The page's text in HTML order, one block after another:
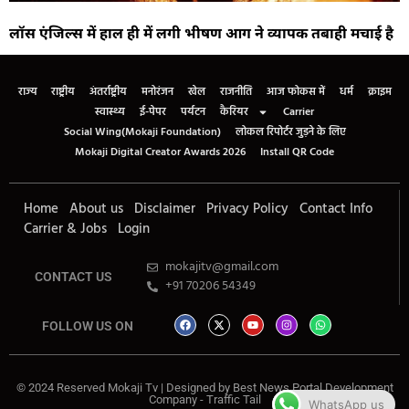
लॉस एंजिल्स में हाल ही में लगी भीषण आग ने व्यापक तबाही मचाई है
राज्य राष्ट्रीय अंतर्राष्ट्रीय मनोरंजन खेल राजनीति आज फोकस में धर्म
क्राइम
स्वास्थ्य
ई-पेपर पर्यटन कैरियर
Carrier
Social Wing(Mokaji Foundation)
लोकल रिपोर्टर जुड़ने के लिए
Mokaji Digital Creator Awards 2026
Install QR Code
Home About us Disclaimer Privacy Policy Contact Info
Carrier & Jobs Login
CONTACT US
mokajitv@gmail.com
+91 70206 54349
FOLLOW US ON
© 2024 Reserved Mokaji Tv | Designed by Best News Portal Development
Company- Traffic Tail WhatsApp us